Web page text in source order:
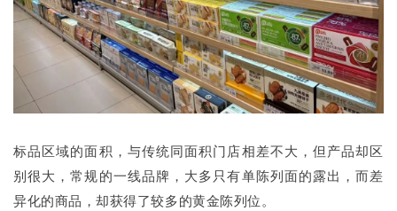
标品区域的面积，与传统同面积门店相差不大，但产品却区
别很大，常规的一线品牌，大多只有单陈列面的露出，而差
异化的商品，却获得了较多的黄金陈列位。